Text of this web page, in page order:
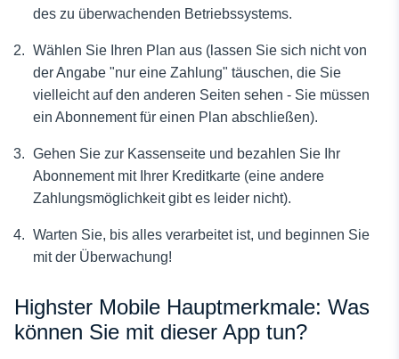
des zu überwachenden Betriebssystems.
Wählen Sie Ihren Plan aus (lassen Sie sich nicht von
der Angabe "nur eine Zahlung" täuschen, die Sie
vielleicht auf den anderen Seiten sehen - Sie müssen
ein Abonnement für einen Plan abschließen).
Gehen Sie zur Kassenseite und bezahlen Sie Ihr
Abonnement mit Ihrer Kreditkarte (eine andere
Zahlungsmöglichkeit gibt es leider nicht).
Warten Sie, bis alles verarbeitet ist, und beginnen Sie
mit der Überwachung!
Highster Mobile Hauptmerkmale: Was
können Sie mit dieser App tun?